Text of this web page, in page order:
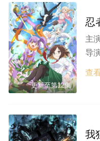
更新至第12集
忍
主
导
查
我